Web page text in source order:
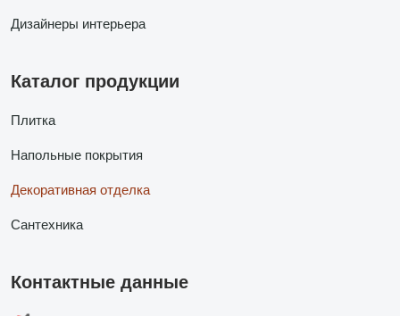
Дизайнеры интерьера
Каталог продукции
Плитка
Напольные покрытия
Декоративная отделка
Сантехника
Контактные данные